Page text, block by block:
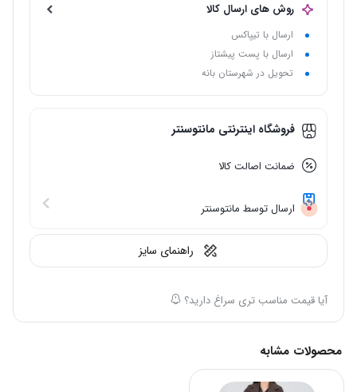
روش های ارسال کالا
ارسال با تیپاکس
ارسال با پست پیشتاز
تحویل در شهرستان بانه
فروشگاه اینترنتی مانتوسنتر
ضمانت اصالت کالا
ارسال توسط مانتوسنتر
راهنمای سایز
آیا قیمت مناسب تری سراغ دارید؟
محصولات مشابه